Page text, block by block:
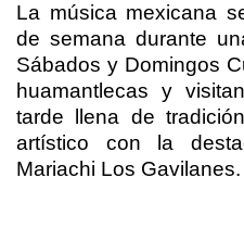
La música mexicana
de semana durante
Sábados y Domingos
huamantlecas y
tarde llena de
artístico con la
Mariachi Los Gavilanes.